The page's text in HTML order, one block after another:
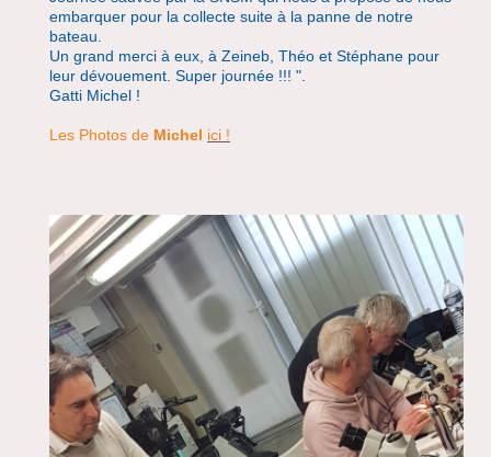
embarquer pour la collecte suite à la panne de notre
bateau.
Un grand merci à eux, à Zeineb, Théo et Stéphane pour
leur dévouement. Super journée !!! ".
Gatti Michel !
Les Photos de Michel ici !